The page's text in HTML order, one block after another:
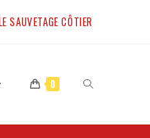
SAUVETAGE CÔTIER
0